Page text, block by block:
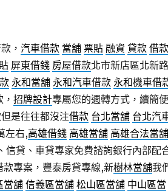
， 汽車借款 當舖 票貼 融資 貸款 借款
屏東借錢 房屋借款北市新店區北新路
永和當舖 永和汽車借款 永和機車借
招牌設計專屬您的週轉方式，續簡便
是往往都沒注借款 台北當舖 台北汽
左右,高雄借錢 高雄當舖 高雄合法當舖
信貸、車貸專家免費諮詢銀行內部配
專案，豐泰房貸專線,新樹林當舖我
當舖 信義區當舖 松山區當舖 中山區當